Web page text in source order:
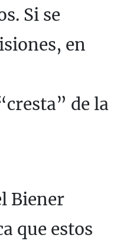
Si se
en
de la
Biener
que estos